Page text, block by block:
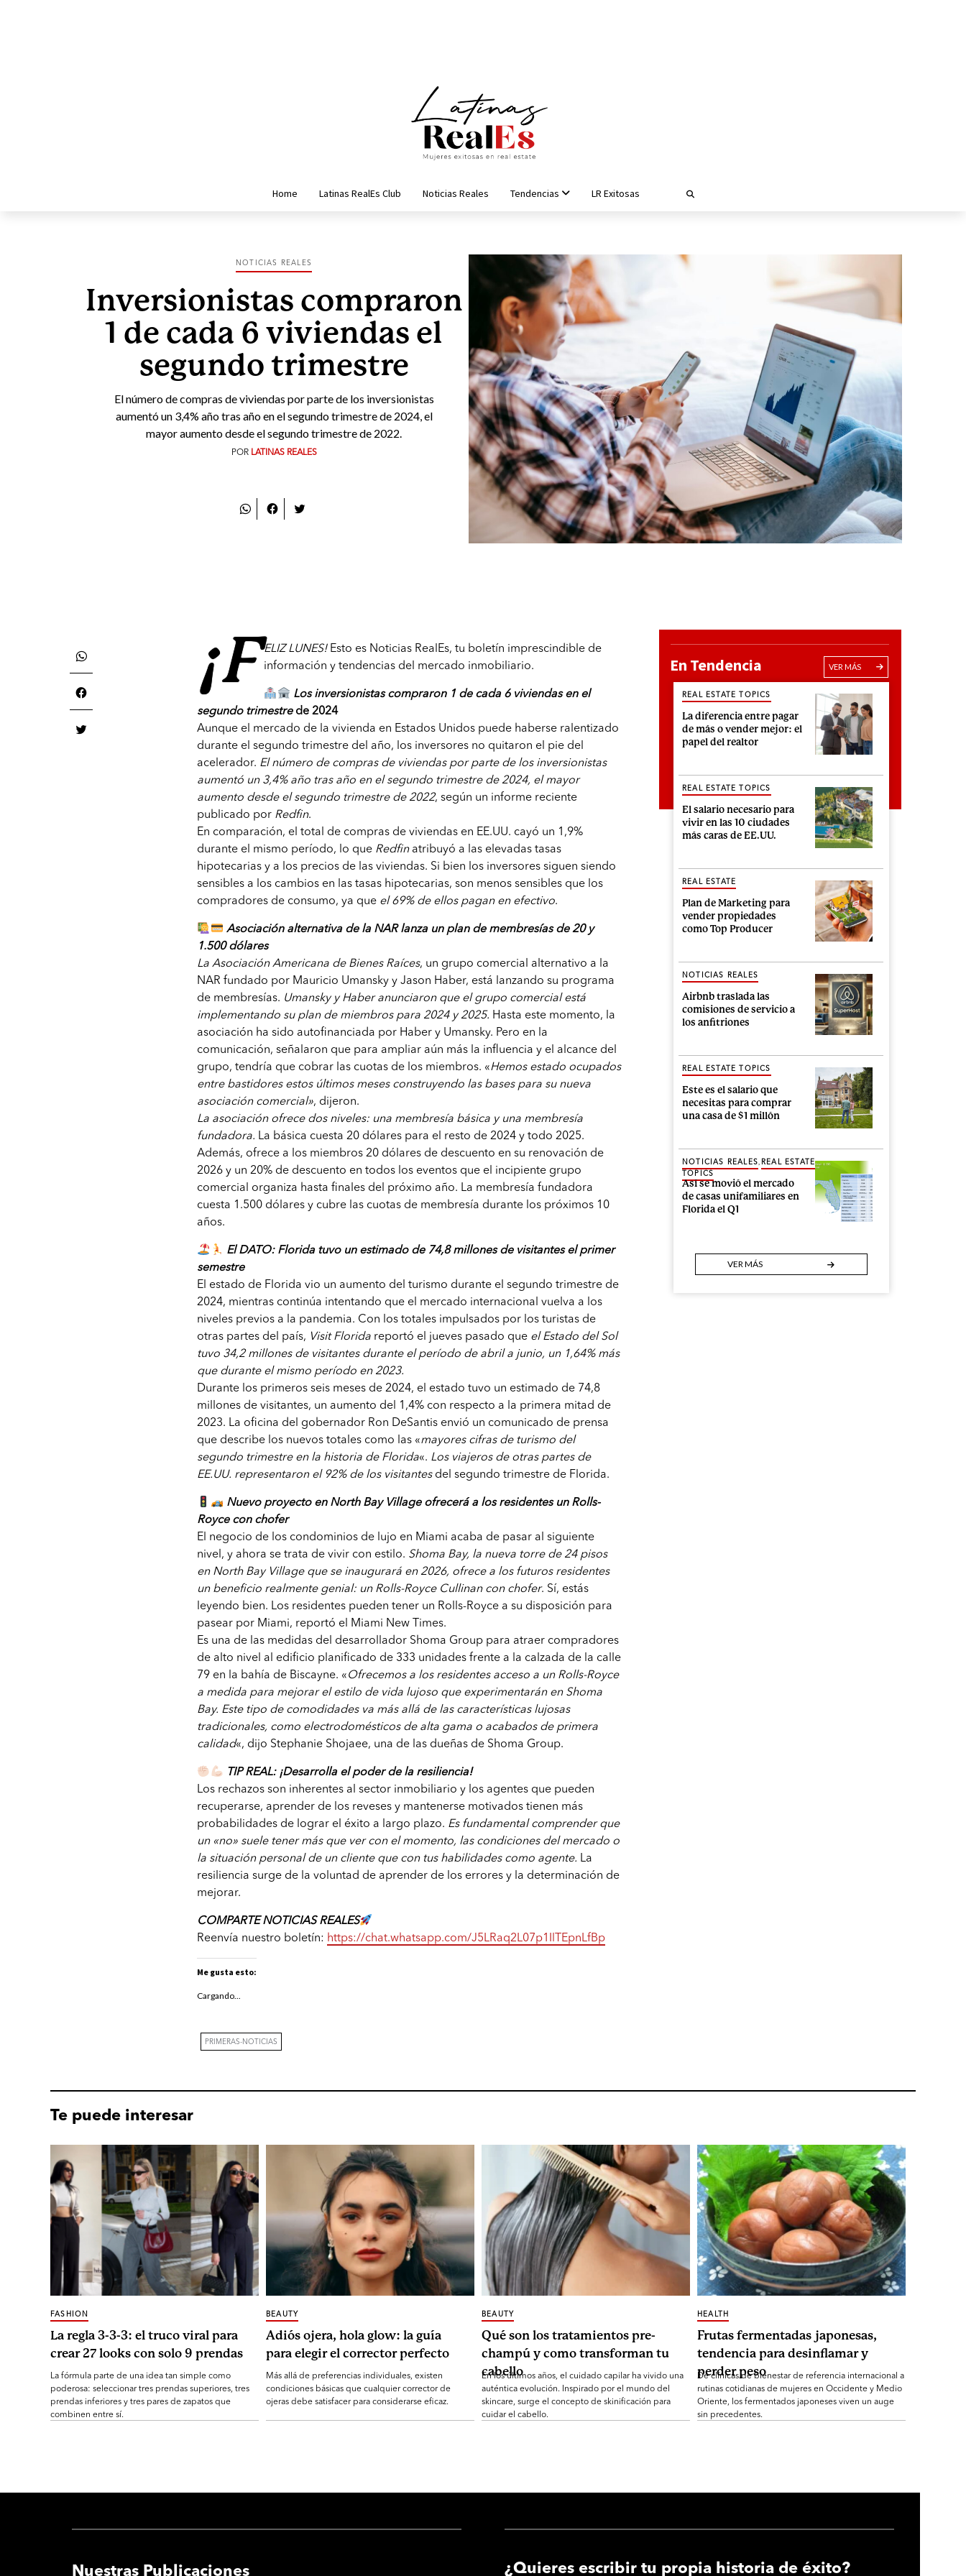
Home Latinas RealEs Club Noticias Reales Tendencias LR Exitosas
NOTICIAS REALES
Inversionistas compraron
1 de cada 6 viviendas el
segundo trimestre
El número de compras de viviendas por parte de los inversionistas
aumentó un 3,4% año tras año en el segundo trimestre de 2024, el
mayor aumento desde el segundo trimestre de 2022.
POR LATINAS REALES
¡F ELIZ LUNES!Esto es Noticias RealEs, tu boletín imprescindible de
información y tendencias del mercado inmobiliario.
Los inversionistas compraron 1 de cada 6 viviendas en el
segundo trimestrede 2024
Aunque el mercado de la vivienda en Estados Unidos puede haberse ralentizado
durante el segundo trimestre del año, los inversores no quitaron el pie del
acelerador. El número de compras de viviendas por parte de los inversionistas
aumentó un 3,4% año tras año en el segundo trimestre de 2024, el mayor
aumento desde el segundo trimestre de 2022, según un informe reciente
publicado por Redfin.
En comparación, el total de compras de viviendas en EE.UU. cayó un 1,9%
durante el mismo período, lo que Redfinatribuyó a las elevadas tasas
hipotecarias y a los precios de las viviendas. Si bien los inversores siguen siendo
sensibles a los cambios en las tasas hipotecarias, son menos sensibles que los
compradores de consumo, ya que el 69% de ellos pagan en efectivo.
Asociación alternativa de la NAR lanza un plan de membresías de 20 y
1.500 dólares
La Asociación Americana de Bienes Raíces, un grupo comercial alternativo a la
NAR fundado por Mauricio Umansky y Jason Haber, está lanzando su programa
de membresías. Umansky y Haber anunciaron que el grupo comercial está
implementando su plan de miembros para 2024 y 2025. Hasta este momento, la
asociación ha sido autofinanciada por Haber y Umansky. Pero en la
comunicación, señalaron que para ampliar aún más la influencia y el alcance del
grupo, tendría que cobrar las cuotas de los miembros. «Hemos estado ocupados
entre bastidores estos últimos meses construyendo las bases para su nueva
asociación comercial», dijeron.
La asociación ofrece dos niveles: una membresía básica y una membresía
fundadora. La básica cuesta 20 dólares para el resto de 2024 y todo 2025.
Además, ofrece a los miembros 20 dólares de descuento en su renovación de
2026 y un 20% de descuento en todos los eventos que el incipiente grupo
comercial organiza hasta finales del próximo año. La membresía fundadora
cuesta 1.500 dólares y cubre las cuotas de membresía durante los próximos 10
años.
El DATO: Florida tuvo un estimado de 74,8 millones de visitantes el primer
semestre
El estado de Florida vio un aumento del turismo durante el segundo trimestre de
2024, mientras continúa intentando que el mercado internacional vuelva a los
niveles previos a la pandemia. Con los totales impulsados por los turistas de
otras partes del país, Visit Florida reportó el jueves pasado que el Estado del Sol
tuvo 34,2 millones de visitantes durante el período de abril a junio, un 1,64% más
que durante el mismo período en 2023.
Durante los primeros seis meses de 2024, el estado tuvo un estimado de 74,8
millones de visitantes, un aumento del 1,4% con respecto a la primera mitad de
2023. La oficina del gobernador Ron DeSantis envió un comunicado de prensa
que describe los nuevos totales como las «mayores cifras de turismo del
segundo trimestre en la historia de Florida«. Los viajeros de otras partes de
EE.UU. representaron el 92% de los visitantesdel segundo trimestre de Florida.
Nuevo proyecto en North Bay Village ofrecerá a los residentes un Rolls-
Royce con chofer
El negocio de los condominios de lujo en Miami acaba de pasar al siguiente
nivel, y ahora se trata de vivir con estilo. Shoma Bay, la nueva torre de 24 pisos
en North Bay Village que se inaugurará en 2026, ofrece a los futuros residentes
un beneficio realmente genial: un Rolls-Royce Cullinan con chofer. Sí, estás
leyendo bien. Los residentes pueden tener un Rolls-Royce a su disposición para
pasear por Miami, reportó el Miami New Times.
Es una de las medidas del desarrollador Shoma Group para atraer compradores
de alto nivel al edificio planificado de 333 unidades frente a la calzada de la calle
79 en la bahía de Biscayne. «Ofrecemos a los residentes acceso a un Rolls-Royce
a medida para mejorar el estilo de vida lujoso que experimentarán en Shoma
Bay. Este tipo de comodidades va más allá de las características lujosas
tradicionales, como electrodomésticos de alta gama o acabados de primera
calidad«, dijo Stephanie Shojaee, una de las dueñas de Shoma Group.
TIP REAL: ¡Desarrolla el poder de la resiliencia!
Los rechazos son inherentes al sector inmobiliario y los agentes que pueden
recuperarse, aprender de los reveses y mantenerse motivados tienen más
probabilidades de lograr el éxito a largo plazo. Es fundamental comprender que
un «no» suele tener más que ver con el momento, las condiciones del mercado o
la situación personal de un cliente que con tus habilidades como agente. La
resiliencia surge de la voluntad de aprender de los errores y la determinación de
mejorar.
COMPARTE NOTICIAS REALES
Reenvía nuestro boletín: https://chat.whatsapp.com/J5LRaq2L07p1IlTEpnLfBp
Me gusta esto:
Cargando...
PRIMERAS-NOTICIAS
En Tendencia VER MÁS
La diferencia entre pagar
de más o vender mejor: el
papel del realtor
REAL ESTATE TOPICS
El salario necesario para
vivir en las 10 ciudades
más caras de EE.UU.
REAL ESTATE TOPICS
Plan de Marketing para
vender propiedades
como Top Producer
REAL ESTATE
Airbnb traslada las
comisiones de servicio a
los anfitriones
NOTICIAS REALES
Este es el salario que
necesitas para comprar
una casa de $1 millón
REAL ESTATE TOPICS
Así se movió el mercado
de casas unifamiliares en
Florida el Q1
NOTICIAS REALES REAL ESTATE
TOPICS
VER MÁS
Te puede interesar
La regla 3-3-3: el truco viral para
crear 27 looks con solo 9 prendas
FASHION
La fórmula parte de una idea tan simple como
poderosa: seleccionar tres prendas superiores, tres
prendas inferiores y tres pares de zapatos que
combinen entre sí.
Adiós ojera, hola glow: la guía
para elegir el corrector perfecto
BEAUTY
Más allá de preferencias individuales, existen
condiciones básicas que cualquier corrector de
ojeras debe satisfacer para considerarse eficaz.
Qué son los tratamientos pre-
champú y como transforman tu
cabello
BEAUTY
En los últimos años, el cuidado capilar ha vivido una
auténtica evolución. Inspirado por el mundo del
skincare, surge el concepto de skinificación para
cuidar el cabello.
Frutas fermentadas japonesas,
tendencia para desinflamar y
perder peso
HEALTH
De clínicas de bienestar de referencia internacional a
rutinas cotidianas de mujeres en Occidente y Medio
Oriente, los fermentados japoneses viven un auge
sin precedentes.
Nuestras Publicaciones ¿Quieres escribir tu propia historia de éxito?